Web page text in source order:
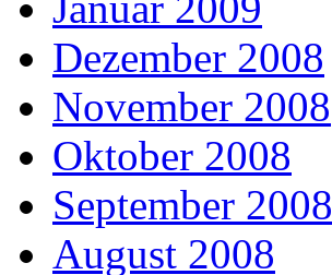
Dezember 2008
November 2008
Oktober 2008
September 2008
August 2008